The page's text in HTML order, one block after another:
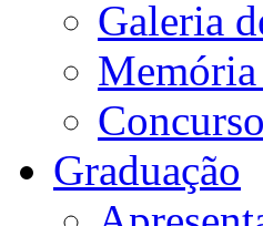
Galeria
Graduação